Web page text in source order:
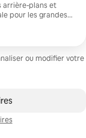
arrière-plans et
pour les grandes
d’une galerie
ou modifier votre